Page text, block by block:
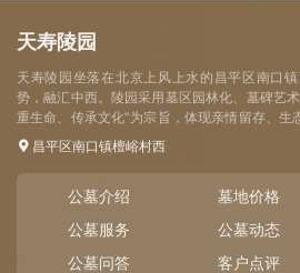
天寿陵园
天寿陵园坐落在北京上风上水的昌平区南口
势，融汇中西。陵园采用墓区园林化、墓碑艺
重生命、传承文化”为宗旨，体现亲情留存、生
扫、人文纪念、殡葬文化、生命教育于一体的高
昌平区南口镇檀峪村西
公墓介绍 墓地价格
公墓服务
公墓动态
公墓问答
客户点评